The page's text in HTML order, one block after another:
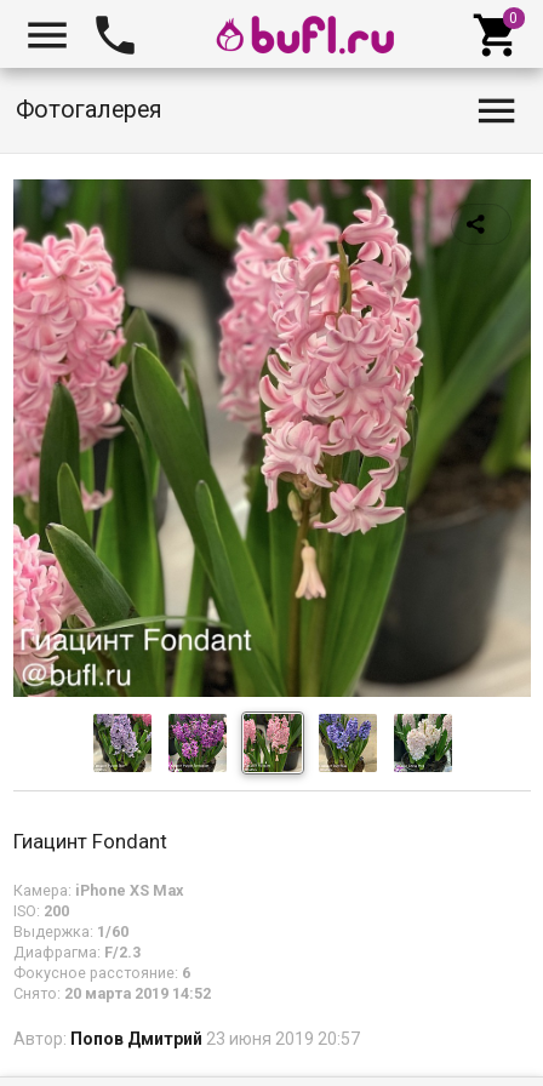
  
Фотогалерея 
Гиацинт Fondant
Камера: iPhone XS Max
ISO: 200
Выдержка: 1/60
Диафрагма: F/2.3
Фокусное расстояние: 6
Снято: 20 марта 2019 14:52
Автор: Попов Дмитрий 23 июня 2019 20:57